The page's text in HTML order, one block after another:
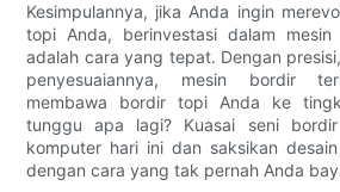
Kesimpulannya, jika Anda ingin
topi Anda, berinvestasi dalam mesin
adalah cara yang tepat. Dengan
penyesuaiannya, mesin bordir
membawa bordir topi Anda ke
tunggu apa lagi? Kuasai seni
komputer hari ini dan saksikan
dengan cara yang tak pernah Anda